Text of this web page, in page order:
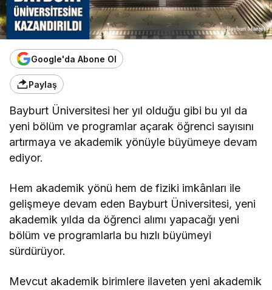
Google'da Abone Ol
Paylaş
Bayburt Üniversitesi her yıl olduğu gibi bu yıl da
yeni bölüm ve programlar açarak öğrenci sayısını
artırmaya ve akademik yönüyle büyümeye devam
ediyor.
Hem akademik yönü hem de fiziki imkânları ile
gelişmeye devam eden Bayburt Üniversitesi, yeni
akademik yılda da öğrenci alımı yapacağı yeni
bölüm ve programlarla bu hızlı büyümeyi
sürdürüyor.
Mevcut akademik birimlere ilaveten yeni akademik